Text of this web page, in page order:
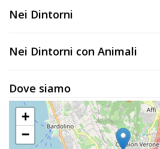
Nei Dintorni
Nei Dintorni con Animali
Dove siamo
+
−